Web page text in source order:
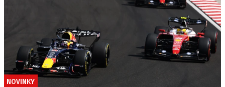
NOVINKY